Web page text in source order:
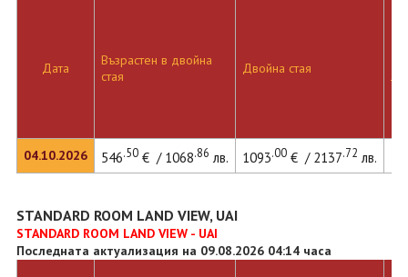
Дата
04.10.2026
Възрастен в двойна
стая
Двойна стая
546.50€ / 1068.86 лв. 1093.00€ / 2137.72 лв.
STANDARD ROOM LAND VIEW, UAI
STANDARD ROOM LAND VIEW - UAI
Последната актуализация на 09.08.2026 04:14 часа